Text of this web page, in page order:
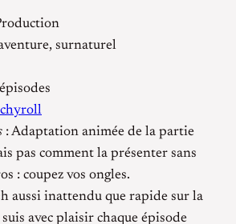
surnaturel
: Adaptation animée de la partie
pas comment la présenter sans
: coupez vos ongles.
aussi inattendu que rapide sur la
avec plaisir chaque épisode